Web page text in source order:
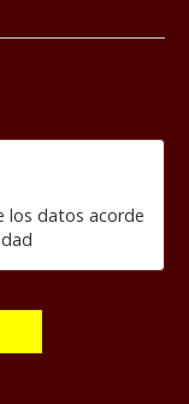
los datos acorde